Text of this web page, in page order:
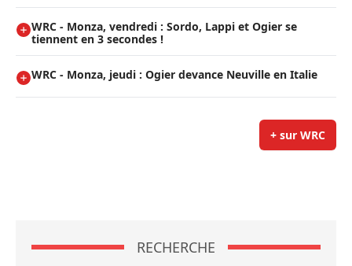
WRC - Monza, vendredi : Sordo, Lappi et Ogier se
tiennent en 3 secondes !
WRC - Monza, jeudi : Ogier devance Neuville en Italie
+ sur WRC
RECHERCHE